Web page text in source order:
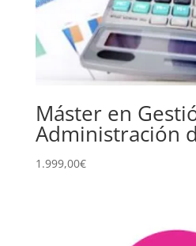
Máster en
Administración
1.999,00€